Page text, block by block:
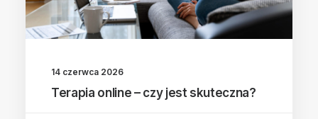
14 czerwca 2026
Terapia online – czy jest skuteczna?